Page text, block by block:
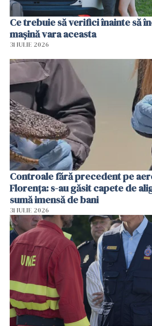
Ce trebuie să verifici înainte să
mașină vara aceasta
31 IULIE 2026
Controale fără precedent pe
Florența: s-au găsit capete de
sumă imensă de bani
31 IULIE 2026